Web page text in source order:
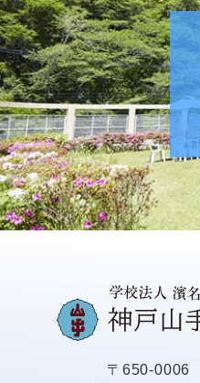
〒650-0006